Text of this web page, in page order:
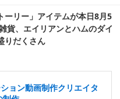
ーリー」アイテムが本日8月5
貨、エイリアンとハムのダイ
りだくさん
ョン動画制作クリエイタ